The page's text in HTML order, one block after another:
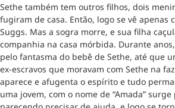
Sethe também tem outros filhos, dois
fugiram de casa. Então, logo se vê apenas
Suggs. Mas a sogra morre, e sua filha
companhia na casa mórbida. Durante
pelo fantasma do bebê de Sethe, até que
ex-escravos que moravam com Sethe na
aparece e afugenta o espírito e tudo
uma jovem, com o nome de “Amada”